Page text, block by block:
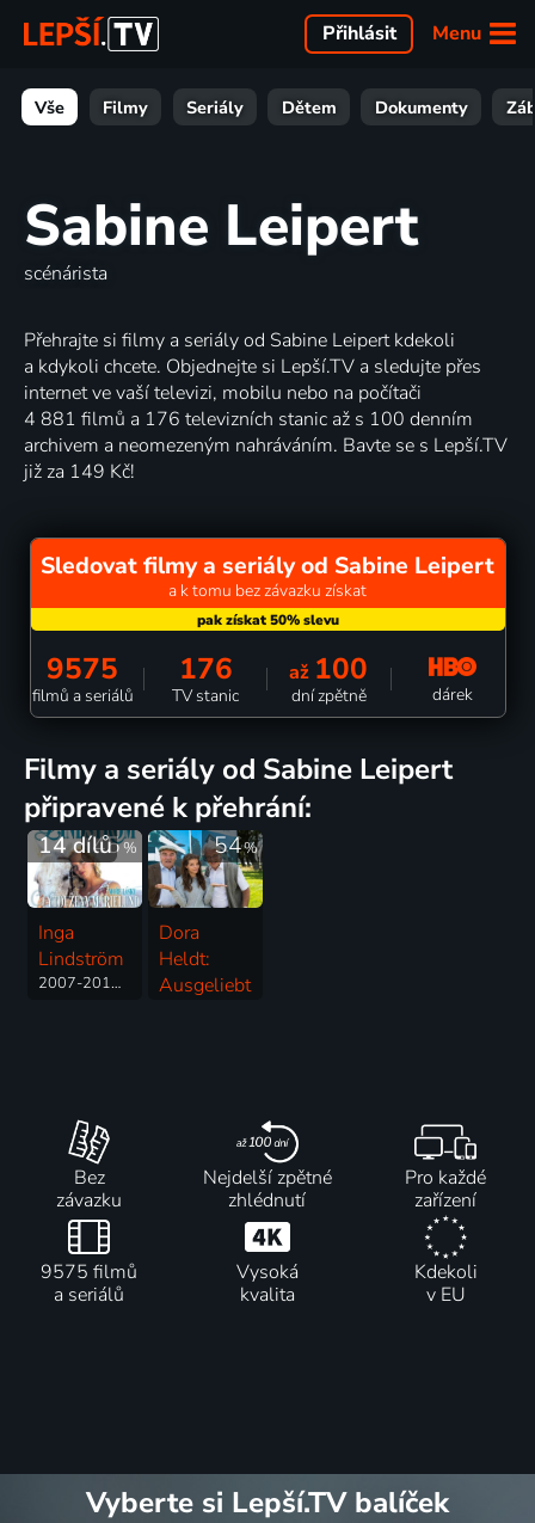
Menu
Přihlásit
Vše Filmy Seriály Dětem Dokumenty
Sabine Leipert
scénárista
Přehrajte si filmy a seriály od Sabine Leipert kdekoli
a kdykoli chcete. Objednejte si Lepší.TV a sledujte přes
internet ve vaší televizi, mobilu nebo na počítači
4 881 filmů a 176 televizních stanic až s 100 denním
archivem a neomezeným nahráváním. Bavte se s Lepší.TV
již za 149 Kč!
Sledovat filmy a seriály od Sabine Leipert
a k tomu bez závazku získat
9575
filmů a seriálů
176
TV stanic
až 100
dní zpětně dárek
filmy a seriály od Sabine Leipert
připravené k přehrání:
45%
14 dílů
Inga
Lindström
2007-2014 | Německo | Romantický, Drama
54%
Dora
Heldt:
Ausgeliebt
Bez
závazku
Nejdelší zpětné
zhlédnutí
Pro každé
zařízení
9575 filmů
a seriálů
Vysoká
kvalita
Kdekoli
v EU
Vyberte si Lepší.TV balíček